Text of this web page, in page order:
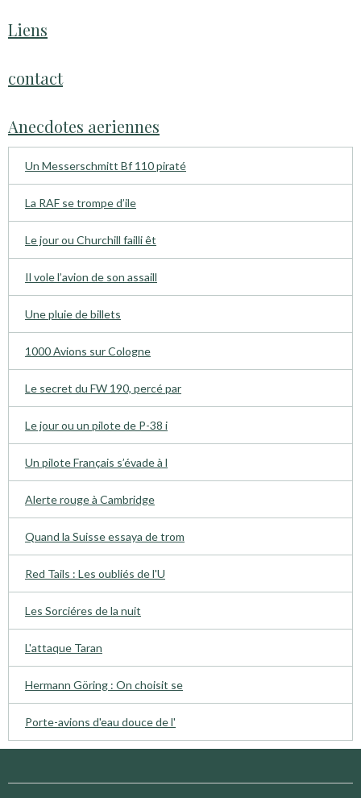
Liens
contact
Anecdotes aeriennes
Un Messerschmitt Bf 110 piraté
La RAF se trompe d’ile
Le jour ou Churchill failli êt
Il vole l’avion de son assaill
Une pluie de billets
1000 Avions sur Cologne
Le secret du FW 190, percé par
Le jour ou un pilote de P-38 i
Un pilote Français s’évade à l
Alerte rouge à Cambridge
Quand la Suisse essaya de trom
Red Tails : Les oubliés de l'U
Les Sorciéres de la nuit
L'attaque Taran
Hermann Göring : On choisit se
Porte-avions d'eau douce de l'